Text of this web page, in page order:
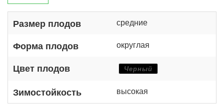
Размер плодов средние
Форма плодов округлая
Цвет плодов Черный
Зимостойкость высокая